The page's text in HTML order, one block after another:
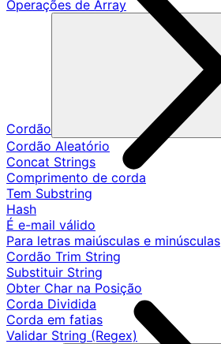
Operações de Array
Cordão
Cordão Aleatório
Concat Strings
Comprimento de corda
Tem Substring
Hash
É e-mail válido
Para letras maiúsculas e minúsculas
Cordão Trim String
Substituir String
Obter Char na Posição
Corda Dividida
Corda em fatias
Validar String (Regex)